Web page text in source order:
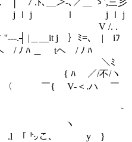
j ｌ j ｌ j
. .
|＿__it j ｝ﾐ=､ | iﾌ
/ ﾉ ﾊ ＿ tヘ / ﾉ ﾊ
ﾐ
ﾊ ／/不/ヽ
￣{ V-＜.ハ ￣
ヽ
｢ ㌧こ、 y }